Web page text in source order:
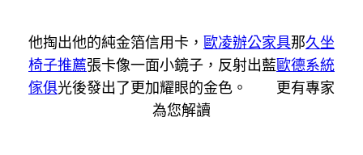
他掏出他的純金箔信用卡， 歐凌辦公家具那久坐
椅子推薦張卡像一面小鏡子，反射出藍歐德系統
傢俱光後發出了更加耀眼的金色。 更有專家
為您解讀